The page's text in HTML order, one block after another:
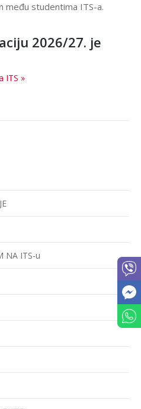
među studentima ITS-a.
2026/27. je
ITS »
NA ITS-u